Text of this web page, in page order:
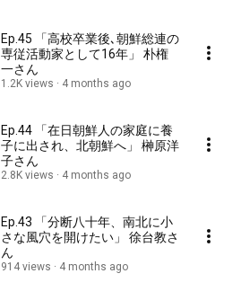
Ep.45 「高校卒業後､朝鮮総連の
専従活動家として16年」 朴権
一さん
1.2K views 4 months ago
Ep.44 「在日朝鮮人の家庭に養
子に出され、北朝鮮へ」 榊原洋
子さん
2.8K views 4 months ago
Ep.43 「分断八十年、南北に小
さな風穴を開けたい」 徐台教さ
ん
914 views 4 months ago